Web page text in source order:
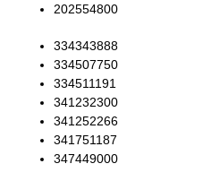
202554800
334343888
334507750
334511191
341232300
341252266
341751187
347449000